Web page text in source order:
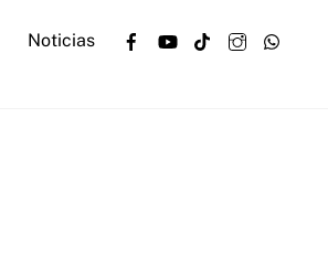
Facebook
YouTubeTikTokInstagram
Noticias